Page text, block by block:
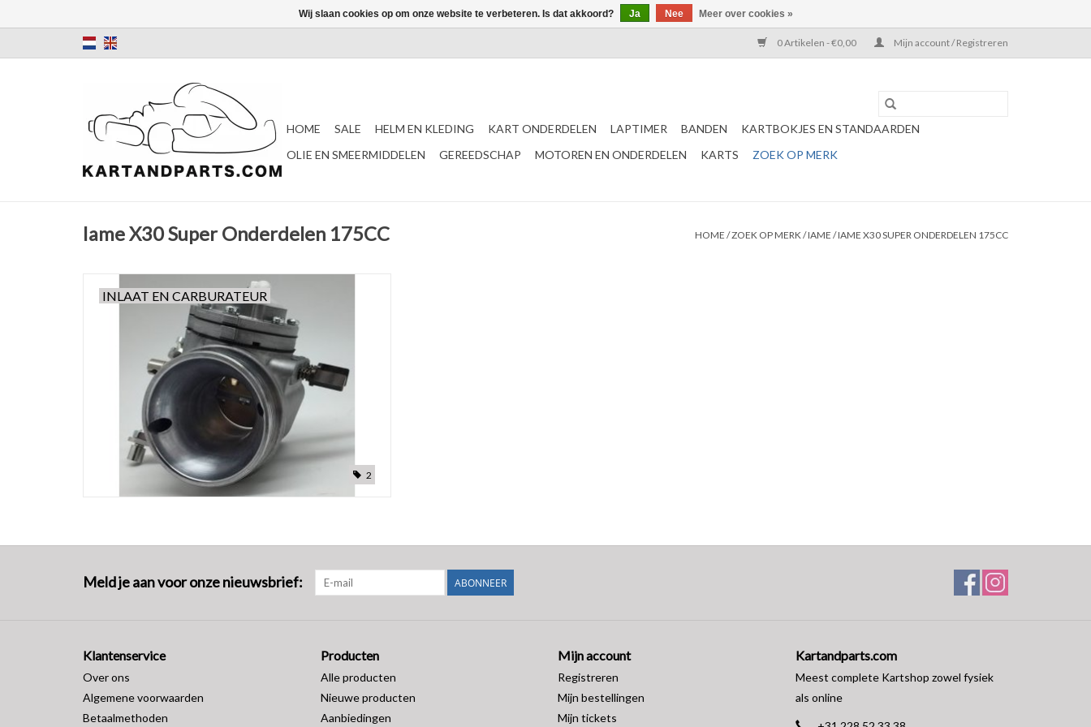
0 Artikelen - €0,00 Mijn account / Registreren
HOME SALE HELM EN KLEDING KART ONDERDELEN LAPTIMER BANDEN
KARTBOKJES EN STANDAARDEN
OLIE EN SMEERMIDDELEN
GEREEDSCHAP MOTOREN EN ONDERDELEN KARTS ZOEK OP MERK
Iame X30 Super Onderdelen 175CC HOME /ZOEK OP MERK/IAME /IAME X30 SUPER ONDERDELEN 175CC
INLAAT EN CARBURATEUR
2
Meld je aan voor onze nieuwsbrief: ABONNEER
Klantenservice
Over ons
Algemene voorwaarden
Betaalmethoden
Producten
Alle producten
Nieuwe producten
Aanbiedingen
Mijn account
Registreren
Mijn bestellingen
Mijn tickets
Kartandparts.com
Meest complete Kartshop zowel fysiek
als online
Wij slaan cookies op om onze website te verbeteren. Is dat akkoord? Ja Nee Meer over cookies »